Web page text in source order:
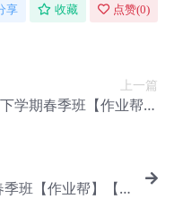
享 收藏 点赞(0)
上一篇
学期春季班【作业帮】
班【作业帮】【E